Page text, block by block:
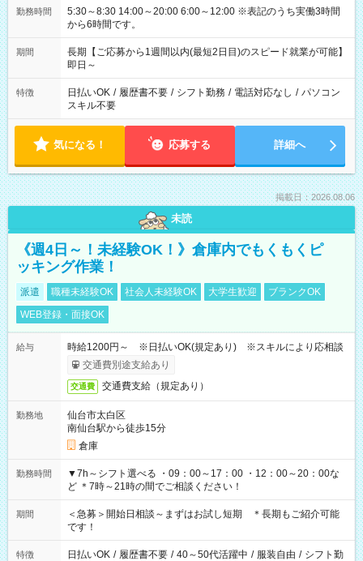
勤務時間
5:30～8:30 14:00～20:00 6:00～12:00 ※表記のうち実働3時間
から6時間です。
期間
長期【ご応募から1週間以内(最短2日目)のスピード就業が可能】
即日～
特徴 日払いOK / 履歴書不要 / シフト勤務 / 電話対応なし / パソコン
スキル不要
気になる！ 応募する 詳細へ
掲載日：2026.08.06
未読
《週4日～！未経験OK！》倉庫内でもくもくピ
ッキング作業！
派遣 職種未経験OK 社会人未経験OK 大学生歓迎
ブランクOK
WEB登録・面接OK
給与
時給1200円～ ※日払いOK(規定あり) ※スキルにより応相談
交通費別途支給あり
交通費 交通費支給（規定あり）
勤務地
仙台市太白区
南仙台駅から徒歩15分
倉庫
勤務時間
▼7h～シフト選べる ・09：00～17：00 ・12：00～20：00な
ど ＊7時～21時の間でご相談ください！
期間
＜急募＞開始日相談～まずはお試し短期 ＊長期もご紹介可能
です！
特徴 日払いOK / 履歴書不要 / 40～50代活躍中 / 服装自由 / シフト勤